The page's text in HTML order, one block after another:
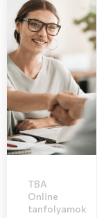
TBA
Online
tanfolyamok